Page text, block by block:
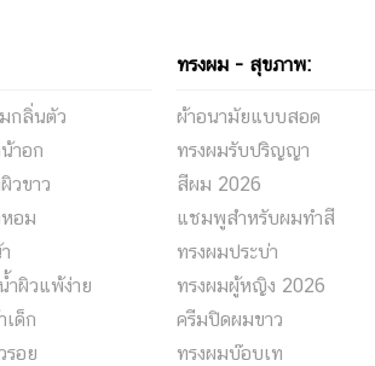
กลิ่นตัว
าอก
วขาว
อม
ำผิวแพ้ง่าย
เด็ก
รอย
ทรงผม - สุขภาพ:
ผ้าอนามัยแบบสอด
ทรงผมรับปริญญา
สีผม 2026
แชมพูสำหรับผมทำสี
ทรงผมประบ่า
ทรงผมผู้หญิง 2026
ครีมปิดผมขาว
ทรงผมบ๊อบเท